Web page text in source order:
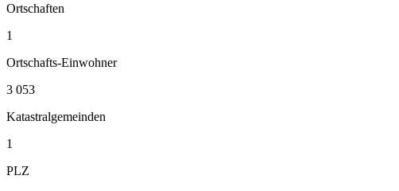
Ortschaften
1
Ortschafts-Einwohner
3 053
Katastralgemeinden
1
PLZ